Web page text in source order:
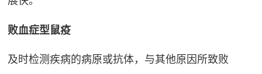
败血症型鼠疫
及时检测疾病的病原或抗体，与其他原因所致败